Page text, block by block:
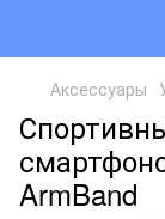
Аксессуары
ArmBand